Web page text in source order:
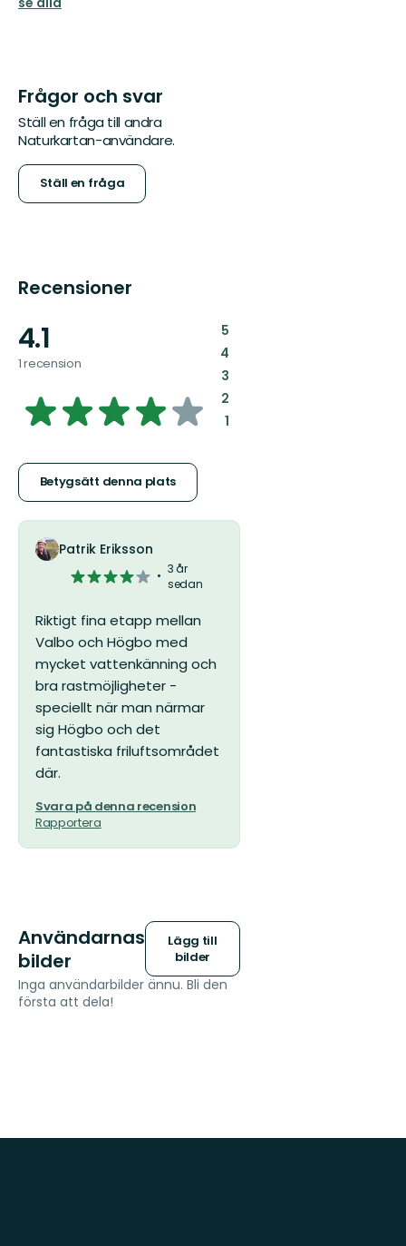
Frågor och svar
Ställ en fråga till andra
Naturkartan-användare.
Ställ en fråga
Recensioner
4.1
1 recension
4.095811051693405
5
stjärnor
Betygsätt denna plats
5:
4:
3:
2:
1:
Patrik Eriksson
4
5
stjärnor
3 år
sedan
Riktigt fina etapp mellan
Valbo och Högbo med
mycket vattenkänning och
bra rastmöjligheter -
speciellt när man närmar
sig Högbo och det
fantastiska friluftsområdet
där.
Svara på denna recension
Rapportera
Användarnas
bilder
Lägg till
bilder
Inga användarbilder ännu. Bli den
första att dela!